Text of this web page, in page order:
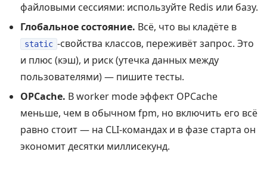
файловыми сессиями: используйте Redis или базу.
Глобальное состояние. Всё, что вы кладёте в
static -свойства классов, переживёт запрос. Это
и плюс (кэш), и риск (утечка данных между
пользователями) — пишите тесты.
OPCache. В worker mode эффект OPCache
меньше, чем в обычном fpm, но включить его всё
равно стоит — на CLI-командах и в фазе старта он
экономит десятки миллисекунд.